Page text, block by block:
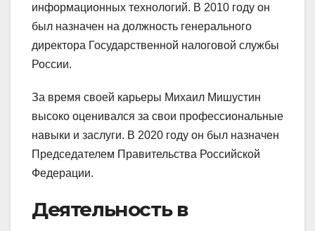
информационных технологий. В 2010 году он
был назначен на должность генерального
директора Государственной налоговой службы
России.
За время своей карьеры Михаил Мишустин
высоко оценивался за свои профессиональные
навыки и заслуги. В 2020 году он был назначен
Председателем Правительства Российской
Федерации.
Деятельность в